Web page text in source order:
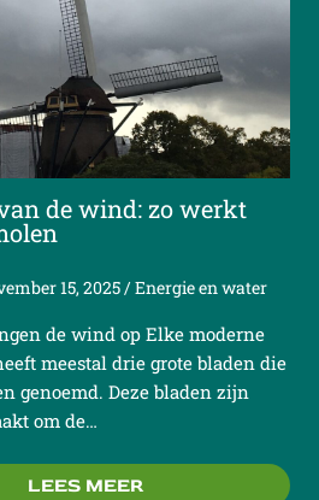
de wind: zo werkt
15, 2025/Energie en water
de wind op Elke moderne
meestal drie grote bladen die
genoemd. Deze bladen zijn
om de…
LEES MEER